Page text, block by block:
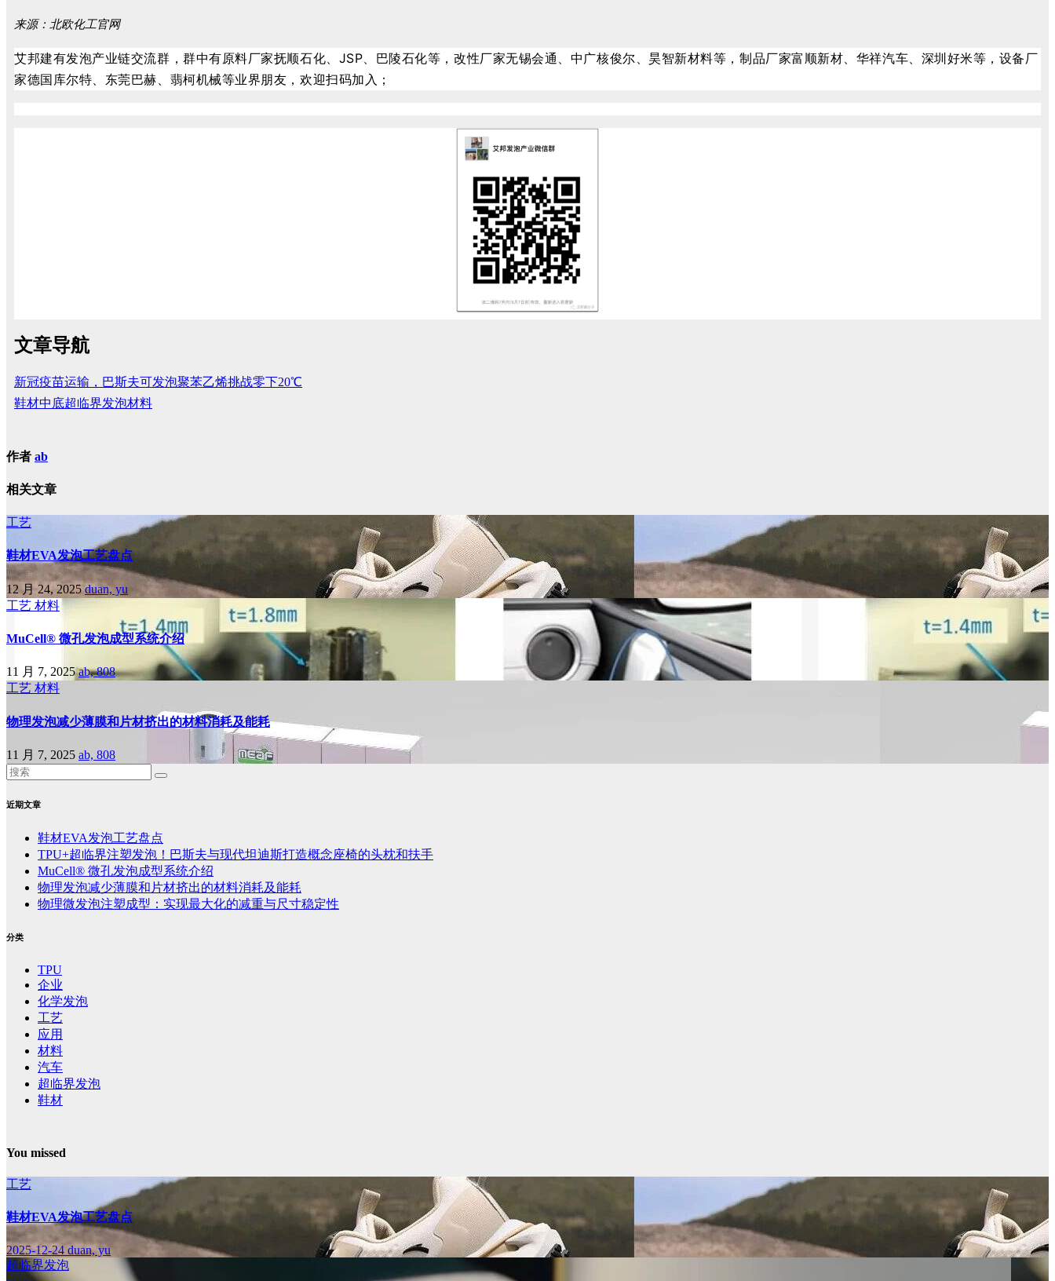
来源：北欧化工官网
艾邦建有发泡产业链交流群，群中有原料厂家抚顺石化、JSP、巴陵石化等，改性厂家无锡会通、中广核俊尔、昊智新材料等，制品厂家富顺新材、华祥汽车、深圳好米等，设备厂
家德国库尔特、东莞巴赫、翡柯机械等业界朋友，欢迎扫码加入；
文章导航
新冠疫苗运输，巴斯夫可发泡聚苯乙烯挑战零下20℃
鞋材中底超临界发泡材料
作者 ab
相关文章
工艺
鞋材EVA发泡工艺盘点
12 月 24, 2025duan, yu
工艺 材料
MuCell® 微孔发泡成型系统介绍
11 月 7, 2025ab, 808
工艺 材料
物理发泡减少薄膜和片材挤出的材料消耗及能耗
11 月 7, 2025 ab, 808
近期文章
鞋材EVA发泡工艺盘点
TPU+超临界注塑发泡！巴斯夫与现代坦迪斯打造概念座椅的头枕和扶手
MuCell® 微孔发泡成型系统介绍
物理发泡减少薄膜和片材挤出的材料消耗及能耗
物理微发泡注塑成型：实现最大化的减重与尺寸稳定性
分类
TPU
企业
化学发泡
工艺
应用
材料
汽车
超临界发泡
鞋材
You missed
工艺
鞋材EVA发泡工艺盘点
2025-12-24 duan, yu
超临界发泡